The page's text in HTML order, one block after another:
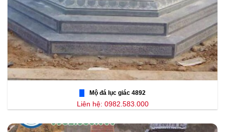
Mộ đá lục giác 4892
Liên hệ: 0982.583.000